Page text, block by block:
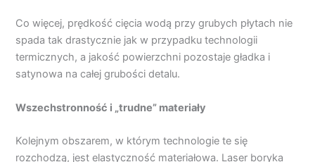
Co więcej, prędkość cięcia wodą przy grubych płytach nie
spada tak drastycznie jak w przypadku technologii
termicznych, a jakość powierzchni pozostaje gładka i
satynowa na całej grubości detalu.
Wszechstronność i „trudne” materiały
Kolejnym obszarem, w którym technologie te się
rozchodzą, jest elastyczność materiałowa. Laser boryka